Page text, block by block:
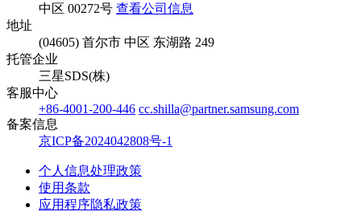
中区 00272号 查看公司信息
地址
(04605) 首尔市 中区 东湖路 249
托管企业
三星SDS(株)
客服中心
+86-4001-200-446 cc.shilla@partner.samsung.com
备案信息
京ICP备2024042808号-1
个人信息处理政策
使用条款
应用程序隐私政策